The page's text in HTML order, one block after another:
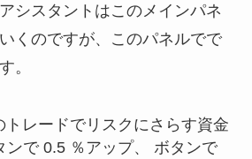
シスタントはこのメインパネ
くのですが、このパネルでで
。
トレードでリスクにさらす資金
ンで 0.5 ％アップ、 ボタンで